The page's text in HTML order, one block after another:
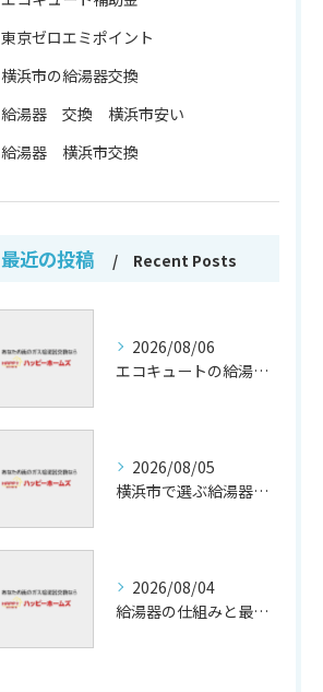
東京ゼロエミポイント
横浜市の給湯器交換
給湯器 交換 横浜市安い
給湯器 横浜市交換
最近の投稿 Recent Posts
2026/08/06
エコキュートの給湯効率と省エネ効果
2026/08/05
横浜市で選ぶ給湯器交換の口コミ分析
2026/08/04
給湯器の仕組みと最新技術解析